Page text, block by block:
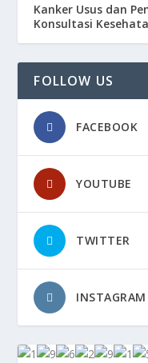
Kanker Usus dan
Konsultasi
FOLLOW US
FACEBOOK
YOUTUBE
TWITTER
INSTAGRAM